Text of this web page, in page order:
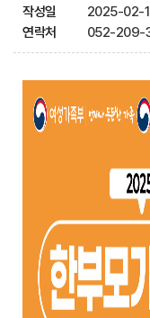
작성일
2025-02-
연락처
052-209-